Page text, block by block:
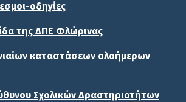
οδηγίες
της ΔΠΕ Φλώρινας
καταστάσεων ολοήμερων
Σχολικών Δραστηριοτήτων